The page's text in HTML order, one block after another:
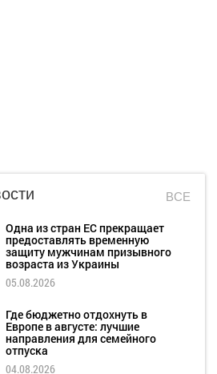
ВСЕ
Одна из стран ЕС прекращает
предоставлять временную
защиту мужчинам призывного
возраста из Украины
05.08.2026
Где бюджетно отдохнуть в
Европе в августе: лучшие
направления для семейного
отпуска
04.08.2026